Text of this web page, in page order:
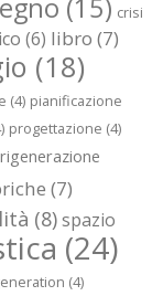
(15) crisi
(6) libro (7)
(18)
(4) pianificazione
progettazione (4)
rigenerazione
(7)
(8)spazio
(24)
(4)